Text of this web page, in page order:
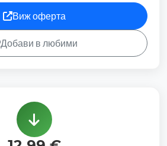
Виж оферта
Добави в любими